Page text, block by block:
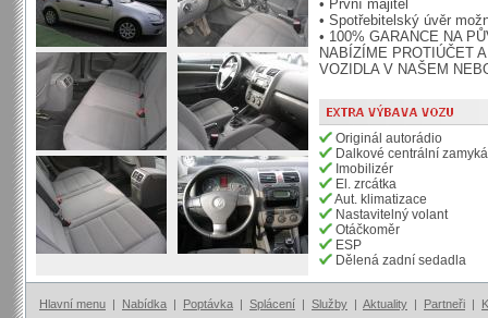
• První majitel
• Spotřebitelský úvěr
• 100% GARANCE NA
NABÍZÍME PROTIÚČET
VOZIDLA V NAŠEM
Originál autorádio
Dalkové centrální
Imobilizér
El. zrcátka
Aut. klimatizace
Nastavitelný volant
Otáčkoměr
ESP
Dělená zadní sedadla
Hlavní menu | Nabídka | Poptávka | Splácení | Služby | Aktuality | Partneři |